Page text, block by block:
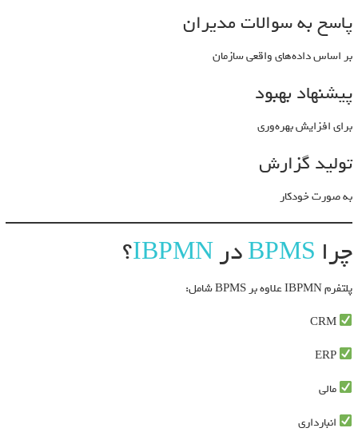
پاسخ به سوالات مدیران
بر اساس داده‌های واقعی سازمان
پیشنهاد بهبود
برای افزایش بهره‌وری
تولید گزارش
به صورت خودکار
چرا BPMSدرIBPMN؟
پلتفرم IBPMN علاوه بر BPMS شامل:
مالی
انبارداری